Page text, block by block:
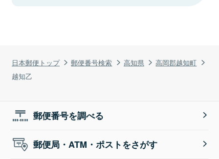
日本郵便トップ 郵便番号検索 高知県
高岡郡越知町
越知乙
郵便番号を調べる
郵便局・ATM・ポストをさがす